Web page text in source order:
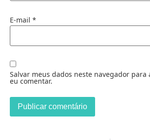
E-mail *
Salvar meus dados neste navegador para
eu comentar.